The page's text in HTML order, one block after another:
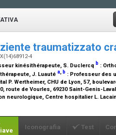
traumatizzato
4
kinésithérapeute, S. Duclercq b :
, J. Luauté a b : Professeur des
P. Wertheimer, CHU de Lyon, 57,
route de Vourles, 69230 Saint-Genis-
neurologique, Centre hospitalier L.
Iconografia Test